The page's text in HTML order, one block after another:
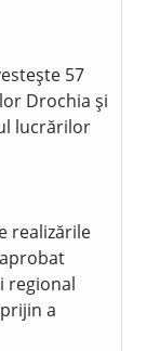
57
Drochia și
lucrărilor
realizările
regional
a